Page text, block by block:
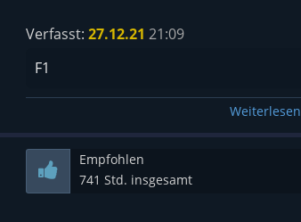
Verfasst: 27.12.21 21:09
F1
Weiterlesen
Empfohlen
741 Std. insgesamt